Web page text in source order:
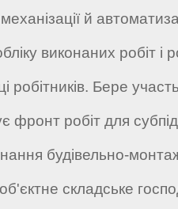
й
виконаних робіт
Бере участь
фронт робіт для
будівельно-
складське